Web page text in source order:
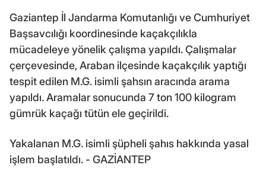
Gaziantep İl Jandarma Komutanlığı ve Cumhuriyet
Başsavcılığı koordinesinde kaçakçılıkla
mücadeleye yönelik çalışma yapıldı. Çalışmalar
çerçevesinde, Araban ilçesinde kaçakçılık yaptığı
tespit edilen M.G. isimli şahsın aracında arama
yapıldı. Aramalar sonucunda 7 ton 100 kilogram
gümrük kaçağı tütün ele geçirildi.
Yakalanan M.G. isimli şüpheli şahıs hakkında yasal
işlem başlatıldı. - GAZİANTEP